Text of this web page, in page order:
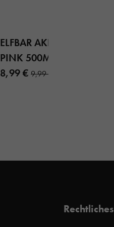
ELFBAR AKKU AURORA
PINK 500MAH
8,99 €9,99 €
Rechtliches